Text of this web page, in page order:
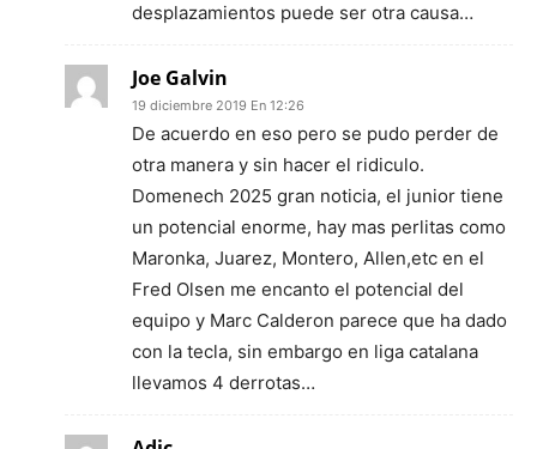
desplazamientos puede ser otra causa…
Joe Galvin
19 diciembre 2019 En 12:26
De acuerdo en eso pero se pudo perder de
otra manera y sin hacer el ridiculo.
Domenech 2025 gran noticia, el junior tiene
un potencial enorme, hay mas perlitas como
Maronka, Juarez, Montero, Allen,etc en el
Fred Olsen me encanto el potencial del
equipo y Marc Calderon parece que ha dado
con la tecla, sin embargo en liga catalana
llevamos 4 derrotas…